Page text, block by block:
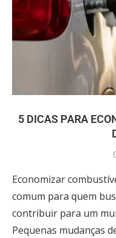
5 DICAS PARA
Economizar
comum para quem
contribuir para um
Pequenas mudanças